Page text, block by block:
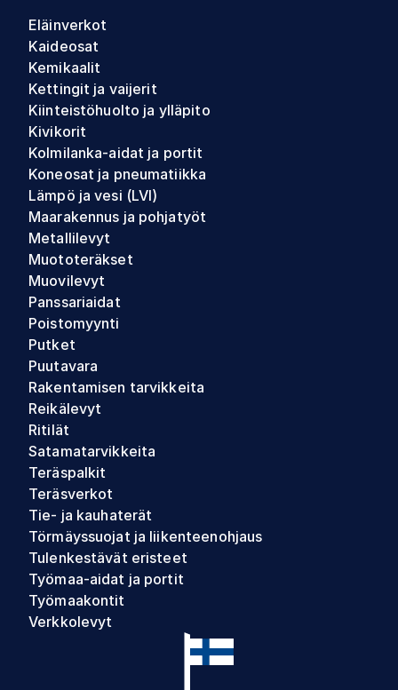
Eläinverkot
Kaideosat
Kemikaalit
Kettingit ja vaijerit
Kiinteistöhuolto ja ylläpito
Kivikorit
Kolmilanka-aidat ja portit
Koneosat ja pneumatiikka
Lämpö ja vesi (LVI)
Maarakennus ja pohjatyöt
Metallilevyt
Muototeräkset
Muovilevyt
Panssariaidat
Poistomyynti
Putket
Puutavara
Rakentamisen tarvikkeita
Reikälevyt
Ritilät
Satamatarvikkeita
Teräspalkit
Teräsverkot
Tie- ja kauhaterät
Törmäyssuojat ja liikenteenohjaus
Tulenkestävät eristeet
Työmaa-aidat ja portit
Työmaakontit
Verkkolevyt